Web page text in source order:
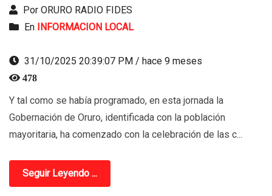
Por ORURO RADIO FIDES
En INFORMACION LOCAL
31/10/2025 20:39:07 PM / hace 9 meses
478
Y tal como se había programado, en esta jornada la
Gobernación de Oruro, identificada con la población
mayoritaria, ha comenzado con la celebración de las c...
Seguir Leyendo ...